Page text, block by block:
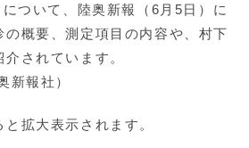
ついて、陸奥新報（6月5日）に
概要、測定項目の内容や、村下
されています。
新報社）
拡大表示されます。